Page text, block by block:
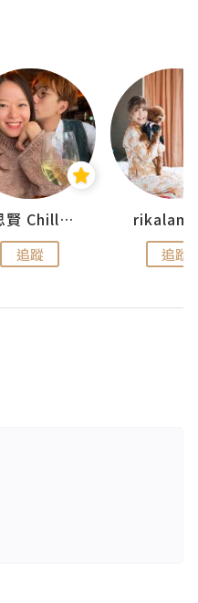
思思賢 ChillMyBabe
追蹤 追蹤